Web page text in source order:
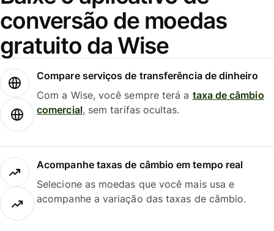
conversão de moedas
gratuito da Wise
Compare serviços de transferência de dinheiro
Com a Wise, você sempre terá a taxa de câmbio
comercial, sem tarifas ocultas.
Acompanhe taxas de câmbio em tempo real
Selecione as moedas que você mais usa e
acompanhe a variação das taxas de câmbio.